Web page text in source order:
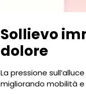
Sollievo
dolore
La pressione
migliorando mobilità